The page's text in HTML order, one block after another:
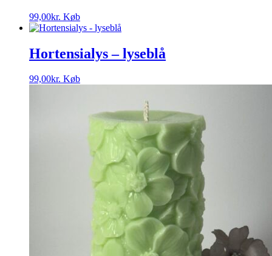
99,00kr. Køb
Hortensialys – lyseblå
99,00kr. Køb